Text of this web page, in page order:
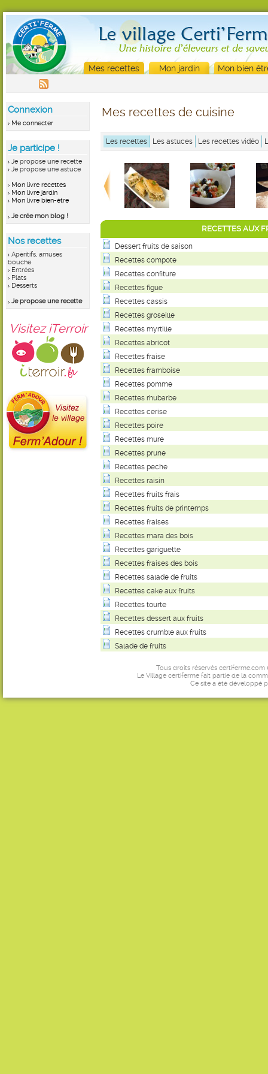
Mes recettes Mon jardin Mon bien
Connexion
Me connecter
Je participe !
Je propose une recette
Je propose une astuce
Mon livre recettes
Mon livre jardin
Mon livre bien-être
Je crée mon blog !
Nos recettes
Apéritifs, amuses
bouche
Entrées
Plats
Desserts
Je propose une recette
Visitez iTerroir
Mes recettes de cuisine
Les recettes Les astuces Les recettes vidéo
RECETTES AUX
Dessert fruits de saison
Recettes compote
Recettes confiture
Recettes figue
Recettes cassis
Recettes groseille
Recettes myrtille
Recettes abricot
Recettes fraise
Recettes framboise
Recettes pomme
Recettes rhubarbe
Recettes cerise
Recettes poire
Recettes mure
Recettes prune
Recettes peche
Recettes raisin
Recettes fruits frais
Recettes fruits de printemps
Recettes fraises
Recettes mara des bois
Recettes gariguette
Recettes fraises des bois
Recettes salade de fruits
Recettes cake aux fruits
Recettes tourte
Recettes dessert aux fruits
Recettes crumble aux fruits
Salade de fruits
Tous droits réservés certiferme.com
Le Village certiferme fait partie de la
Ce site a été développé